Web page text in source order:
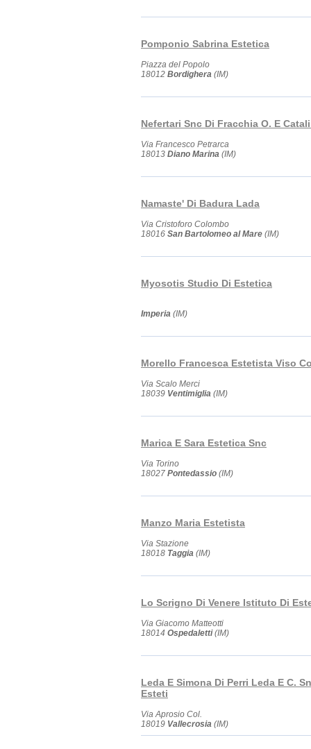
Pomponio Sabrina Estetica
Piazza del Popolo
18012 Bordighera (IM)
Nefertari Snc Di Fracchia O. E
Via Francesco Petrarca
18013 Diano Marina (IM)
Namaste' Di Badura Lada
Via Cristoforo Colombo
18016 San Bartolomeo al Mare (IM)
Myosotis Studio Di Estetica
Imperia (IM)
Morello Francesca Estetista Viso
Via Scalo Merci
18039 Ventimiglia (IM)
Marica E Sara Estetica Snc
Via Torino
18027 Pontedassio (IM)
Manzo Maria Estetista
Via Stazione
18018 Taggia (IM)
Lo Scrigno Di Venere Istituto Di
Via Giacomo Matteotti
18014 Ospedaletti(IM)
Leda E Simona Di Perri Leda E C.
Esteti
Via Aprosio Col.
18019 Vallecrosia (IM)